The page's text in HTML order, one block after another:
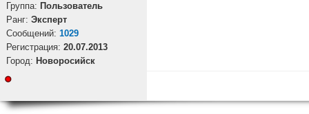
Группа: Пользователь
Ранг: Эксперт
Cообщений: 1029
Регистрация: 20.07.2013
Город: Новоросийск